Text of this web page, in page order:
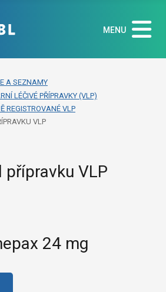
MENU
A SEZNAMY
LÉČIVÉ PŘÍPRAVKY (VLP)
REGISTROVANÉ VLP
VLP
přípravku VLP
24 mg